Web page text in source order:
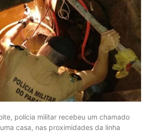
polícia militar recebeu um chamado
casa, nas proximidades da linha